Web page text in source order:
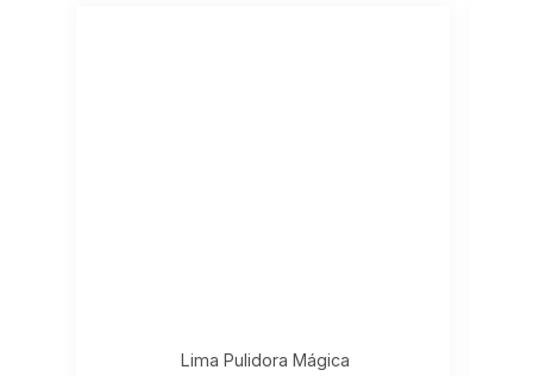
Lima Pulidora Mágica